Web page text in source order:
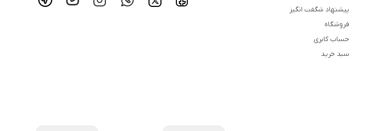
پیشنهاد شگفت انگیز
فروشگاه
حساب کابری
سبد خرید